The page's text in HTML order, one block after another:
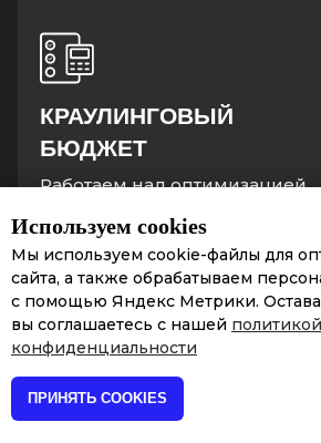
КРАУЛИНГОВЫЙ
БЮДЖЕТ
Работаем над оптимизацией
поисковых систем посещали
и индексировали все
страницы сайта
Используем cookies
Мы используем cookie-файлы для
сайта, а также обрабатываем
с помощью Яндекс Метрики.
вы соглашаетесь с нашей политикой
конфиденциальности
ПРИНЯТЬ COOKIES